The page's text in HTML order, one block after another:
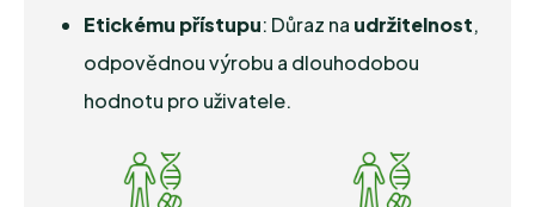
Etickému přístupu: Důraz na udržitelnost,
odpovědnou výrobu a dlouhodobou
hodnotu pro uživatele.